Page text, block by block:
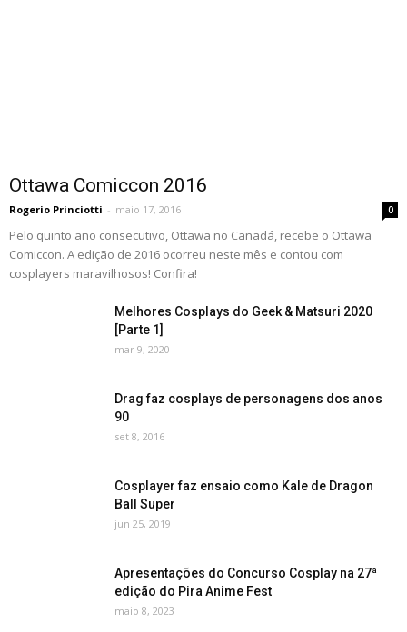
Ottawa Comiccon 2016
Rogerio Princiotti - maio 17, 2016 0
Pelo quinto ano consecutivo, Ottawa no Canadá, recebe o Ottawa
Comiccon. A edição de 2016 ocorreu neste mês e contou com
cosplayers maravilhosos! Confira!
Melhores Cosplays do Geek & Matsuri 2020
[Parte 1]
mar 9, 2020
Drag faz cosplays de personagens dos anos
90
set 8, 2016
Cosplayer faz ensaio como Kale de Dragon
Ball Super
jun 25, 2019
Apresentações do Concurso Cosplay na 27ª
edição do Pira Anime Fest
maio 8, 2023